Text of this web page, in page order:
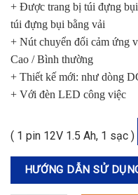
+ Được trang bị túi đựng
túi đựng bụi bằng vải
+ Nút chuyển đổi cảm ứng
Cao / Bình thường
+ Thiết kế mới: như dòng
+ Với đèn LED công việc
( 1 pin 12V 1.5 Ah, 1 sạc )
HƯỚNG DẪN SỬ